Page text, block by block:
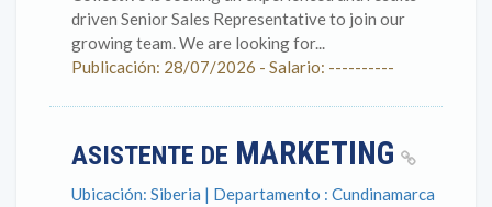
driven Senior Sales Representative to join our
growing team. We are looking for...
Publicación: 28/07/2026 - Salario: ----------
ASISTENTE DE MARKETING
Ubicación: Siberia | Departamento : Cundinamarca